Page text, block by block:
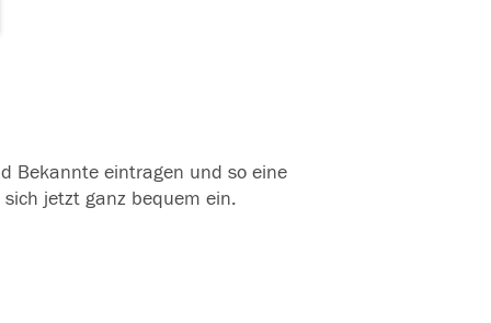
Bekannte eintragen und so eine
jetzt ganz bequem ein.